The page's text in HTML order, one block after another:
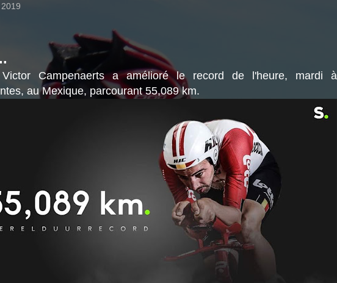
Campenaerts a amélioré le record de l'heure, mardi à
au Mexique, parcourant 55,089 km.